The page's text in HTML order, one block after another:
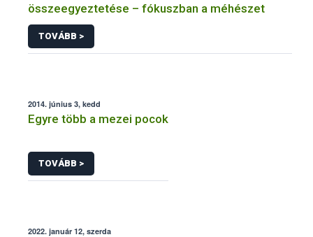
összeegyeztetése – fókuszban a méhészet
TOVÁBB >
2014. június 3, kedd
Egyre több a mezei pocok
TOVÁBB >
2022. január 12, szerda